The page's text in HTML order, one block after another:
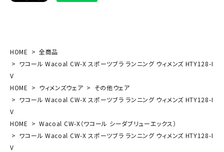
HOME
全商品
ワコール Wacoal CW-X スポーツブラ ランニング ウィメンズ HTY128-I
V
HOME
ウィメンズウェア
その他ウェア
ワコール Wacoal CW-X スポーツブラ ランニング ウィメンズ HTY128-I
V
HOME
Wacoal CW-X（ワコール シーダブリューエックス）
ワコール Wacoal CW-X スポーツブラ ランニング ウィメンズ HTY128-I
V